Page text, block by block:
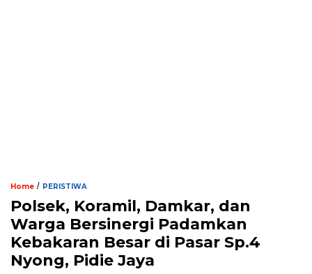
Home / PERISTIWA
Polsek, Koramil, Damkar, dan
Warga Bersinergi Padamkan
Kebakaran Besar di Pasar Sp.4
Nyong, Pidie Jaya